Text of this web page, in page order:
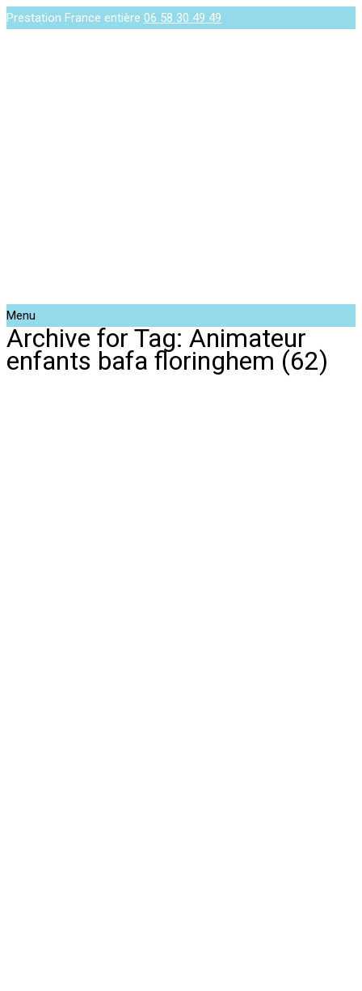
Prestation France entière 06 58 30 49 49
Menu
Archive for Tag: Animateur
enfants bafa floringhem (62)